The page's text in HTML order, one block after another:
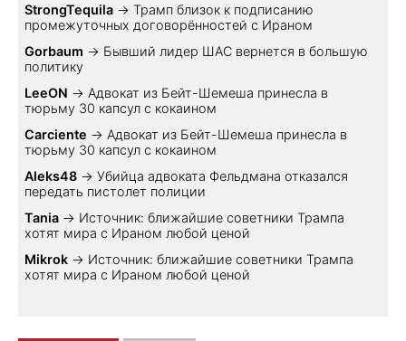
StrongTequila → Трамп близок к подписанию
промежуточных договорённостей с Ираном
Gorbaum → Бывший лидер ШАС вернется в большую
политику
LeeON → Адвокат из Бейт-Шемеша принесла в
тюрьму 30 капсул с кокаином
Carciente → Адвокат из Бейт-Шемеша принесла в
тюрьму 30 капсул с кокаином
Aleks48 → Убийца адвоката Фельдмана отказался
передать пистолет полиции
Tania → Источник: ближайшие советники Трампа
хотят мира с Ираном любой ценой
Mikrok → Источник: ближайшие советники Трампа
хотят мира с Ираном любой ценой